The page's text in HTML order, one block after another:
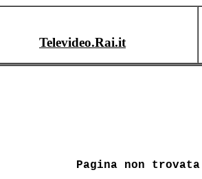
Televideo.Rai.it
Pagina non trovata